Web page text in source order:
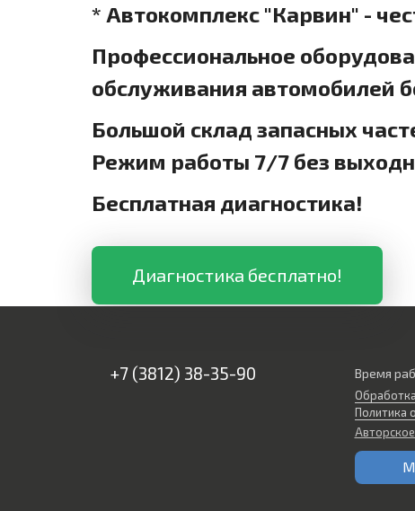
* Автокомплекс "Карвин" -
Профессиональное
обслуживания автомобилей
Большой склад запасных
Режим работы 7/7 без
Бесплатная диагностика!
Диагностика бесплатно!
+7 (3812) 38-35-90 Время
Политика